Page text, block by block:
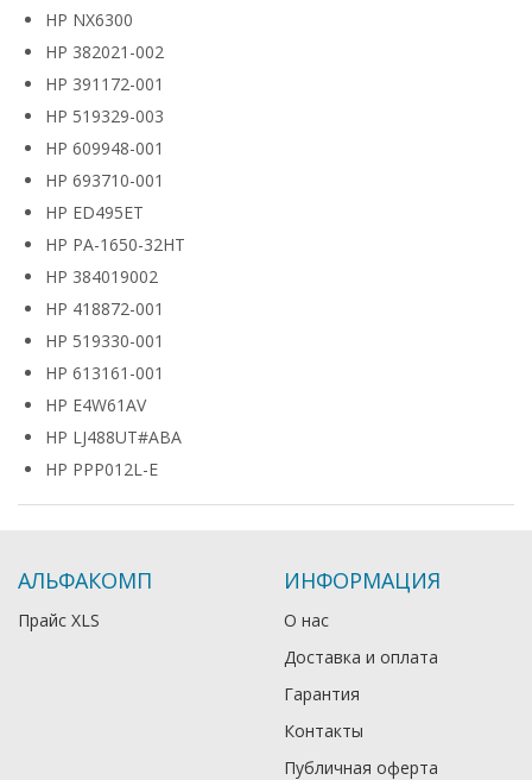
HP NX6300
HP 382021-002
HP 391172-001
HP 519329-003
HP 609948-001
HP 693710-001
HP ED495ET
HP PA-1650-32HT
HP 384019002
HP 418872-001
HP 519330-001
HP 613161-001
HP E4W61AV
HP LJ488UT#ABA
HP PPP012L-E
АЛЬФАКОМП
Прайс XLS
ИНФОРМАЦИЯ
О нас
Доставка и оплата
Гарантия
Контакты
Публичная оферта